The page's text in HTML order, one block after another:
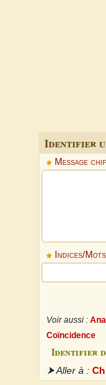
Identifier
Message
Indices/
Voir aussi :
Coïncidence
Identifier
⮞ Aller à :